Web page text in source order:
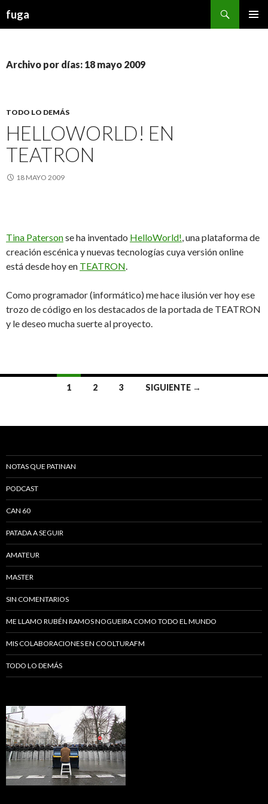
fuga
Archivo por días: 18 mayo 2009
TODO LO DEMÁS
HELLOWORLD! EN
TEATRON
18 MAYO 2009
Tina Patersonse ha inventado HelloWorld!, una plataforma de
creación escénica y nuevas tecnologías cuya versión online
está desde hoy en TEATRON.
Como programador (informático) me hace ilusión ver hoy ese
trozo de código en los destacados de la portada de TEATRON
y le deseo mucha suerte al proyecto.
1 2 3 SIGUIENTE →
NOTAS QUE PATINAN
PODCAST
CAN 60
PATADA A SEGUIR
AMATEUR
MASTER
SIN COMENTARIOS
ME LLAMO RUBÉN RAMOS NOGUEIRA COMO TODO EL MUNDO
MIS COLABORACIONES EN COOLTURAFM
TODO LO DEMÁS